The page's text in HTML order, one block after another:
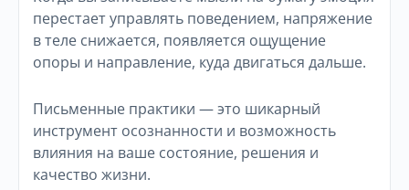
перестает управлять поведением, напряжение
в теле снижается, появляется ощущение
опоры и направление, куда двигаться дальше.
Письменные практики — это шикарный
инструмент осознанности и возможность
влияния на ваше состояние, решения и
качество жизни.